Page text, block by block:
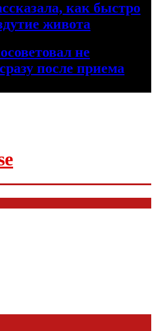
как быстро
живота
не
после приема